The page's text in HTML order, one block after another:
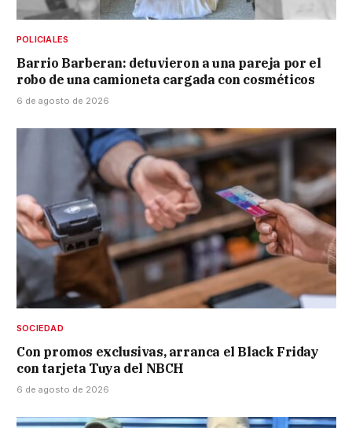
POLICIALES
Barrio Barberan: detuvieron a una pareja por el
robo de una camioneta cargada con cosméticos
6 de agosto de 2026
SOCIEDAD
Con promos exclusivas, arranca el Black Friday
con tarjeta Tuya del NBCH
6 de agosto de 2026